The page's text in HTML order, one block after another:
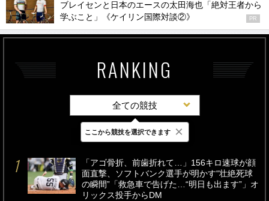
ブレイセンと日本のエースの太田海也「絶対王者から
学ぶこと」《ケイリン国際対談②》
PR
RANKING
全ての競技
最新 24時間 週間
「アゴ骨折、前歯折れて…」156キロ速球が顔
面直撃、ソフトバンク選手が明かす“壮絶死球
の瞬間”「救急車で告げた…“明日も出ます”」オ
リックス投手からDM
ここから競技を選択できます ×